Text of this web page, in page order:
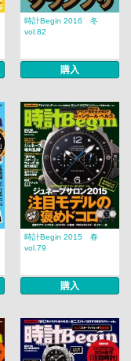
時計Begin 2016 冬
vol.82
購入
時計Begin 2015 春
vol.79
購入